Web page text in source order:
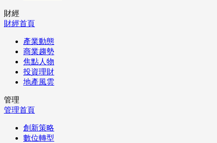
財經
財經首頁
產業動態
商業趨勢
焦點人物
投資理財
地產風雲
管理
管理首頁
創新策略
數位轉型